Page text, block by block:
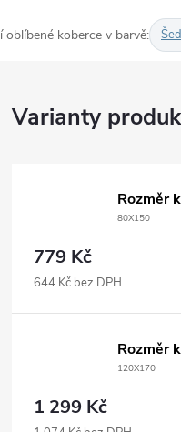
oblíbené koberce v barvě:
Rozměr
80X150
779 Kč
644 Kč bez DPH
Rozměr
120X170
1 299 Kč